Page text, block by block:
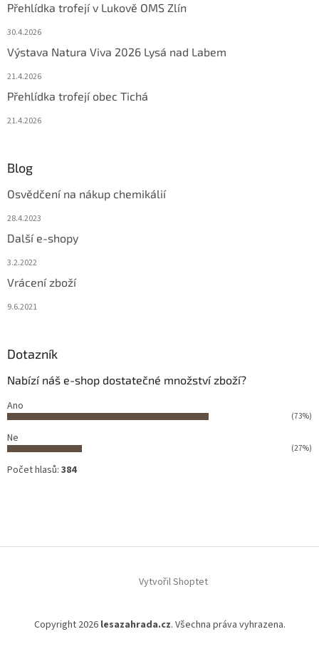
Přehlídka trofejí v Lukově OMS Zlín
30.4.2026
Výstava Natura Viva 2026 Lysá nad Labem
21.4.2026
Přehlídka trofejí obec Tichá
21.4.2026
Blog
Osvědčení na nákup chemikálií
28.4.2023
Další e-shopy
3.2.2022
Vrácení zboží
9.6.2021
Dotazník
Nabízí náš e-shop dostatečné množství zboží?
Ano
(73%)
Ne
(27%)
Počet hlasů: 384
Vytvořil Shoptet
Copyright 2026 lesazahrada.cz. Všechna práva vyhrazena.